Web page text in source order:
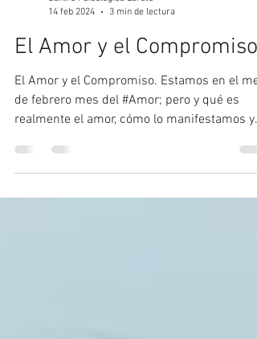
14 feb 2024
3 min de lectura
El Amor y el Compromiso.
El Amor y el Compromiso. Estamos en el mes
de febrero mes del #Amor; pero y qué es
realmente el amor, cómo lo manifestamos y